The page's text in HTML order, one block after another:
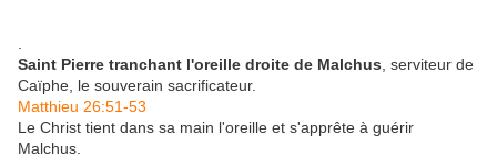
Saint Pierre tranchant l'oreille droite de Malchus , serviteur de
Caïphe, le souverain sacrificateur.
Matthieu 26:51-53
Le Christ tient dans sa main l'oreille et s'apprête à guérir
Malchus.